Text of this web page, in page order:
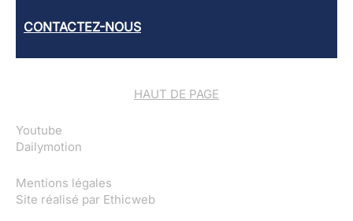
CONTACTEZ-NOUS
HAUT DE PAGE
Youtube
Dailymotion
Mentions légales
Site réalisé par Ethicweb